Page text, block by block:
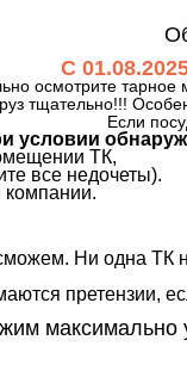
С
осмотрите тарное
тщательно!!!
Если
условии
ТК,
все недочеты).
компании.
Ни одна ТК
претензии,
максимально